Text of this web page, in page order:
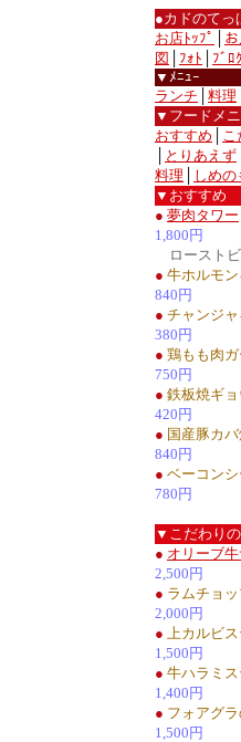
●カドのて
お店ﾄｯﾌﾟ
図
ﾌｫﾄ
ﾌﾞﾛ
▼ﾒﾆｭｰ
ランチ
料理
▼フードメ
おすすめ
こ
とりあえず
料理
しめの
▼おすすめ
● 夢肉タワー
1,800円
ロースト
● 牛ホルモ
840円
● チャンジ
380円
● 鶏もも肉
750円
● 鉄板焼ギ
420円
● 国産豚カ
840円
● ベーコン
780円
▼こだわり
● オリーブ
2,500円
● ラムチョ
2,000円
● 上カルビ
1,500円
● 牛ハラミ
1,400円
● フォアグ
1,500円